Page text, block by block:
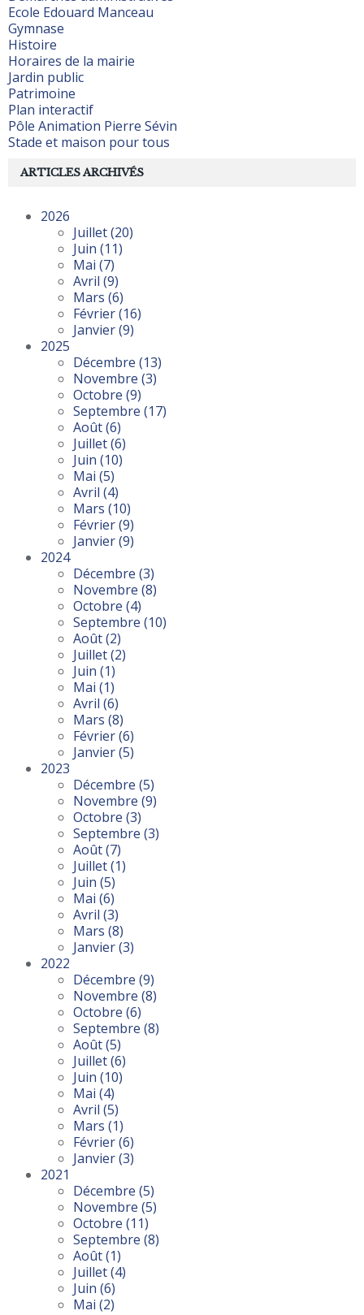
Ecole Edouard Manceau
Gymnase
Histoire
Horaires de la mairie
Jardin public
Patrimoine
Plan interactif
Pôle Animation Pierre Sévin
Stade et maison pour tous
ARTICLES ARCHIVÉS
2026
Juillet(20)
Juin (11)
Mai (7)
Avril (9)
Mars (6)
Février(16)
Janvier(9)
2025
Décembre (13)
Novembre (3)
Octobre (9)
Septembre (17)
Août(6)
Juillet(6)
Juin (10)
Mai (5)
Avril (4)
Mars (10)
Février(9)
Janvier(9)
2024
Décembre (3)
Novembre (8)
Octobre (4)
Septembre (10)
Août(2)
Juillet(2)
Juin (1)
Mai (1)
Avril (6)
Mars (8)
Février(6)
Janvier(5)
2023
Décembre (5)
Novembre (9)
Octobre (3)
Septembre (3)
Août(7)
Juillet(1)
Juin (5)
Mai (6)
Avril (3)
Mars (8)
Janvier(3)
2022
Décembre (9)
Novembre (8)
Octobre (6)
Septembre (8)
Août(5)
Juillet(6)
Juin (10)
Mai (4)
Avril (5)
Mars (1)
Février(6)
Janvier(3)
2021
Décembre (5)
Novembre (5)
Octobre (11)
Septembre (8)
Août(1)
Juillet(4)
Juin (6)
Mai (2)